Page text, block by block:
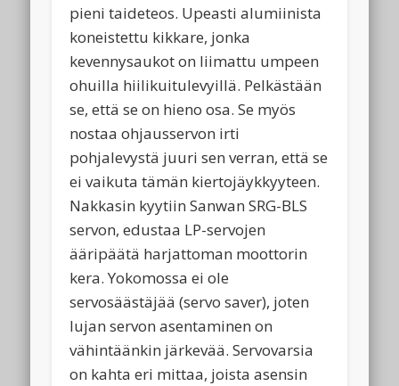
pieni taideteos. Upeasti alumiinista
koneistettu kikkare, jonka
kevennysaukot on liimattu umpeen
ohuilla hiilikuitulevyillä. Pelkästään
se, että se on hieno osa. Se myös
nostaa ohjausservon irti
pohjalevystä juuri sen verran, että se
ei vaikuta tämän kiertojäykkyyteen.
Nakkasin kyytiin Sanwan SRG-BLS
servon, edustaa LP-servojen
ääripäätä harjattoman moottorin
kera. Yokomossa ei ole
servosäästäjää (servo saver), joten
lujan servon asentaminen on
vähintäänkin järkevää. Servovarsia
on kahta eri mittaa, joista asensin